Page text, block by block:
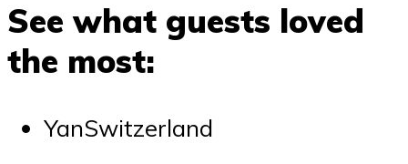
See what guests loved
the most:
YanSwitzerland